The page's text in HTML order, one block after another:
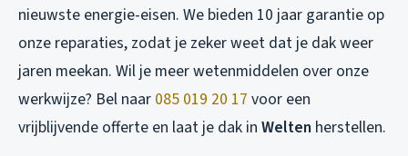
nieuwste energie-eisen. We bieden 10 jaar garantie op
onze reparaties, zodat je zeker weet dat je dak weer
jaren meekan. Wil je meer wetenmiddelen over onze
werkwijze? Bel naar 085 019 20 17 voor een
vrijblijvende offerte en laat je dak in Welten herstellen.